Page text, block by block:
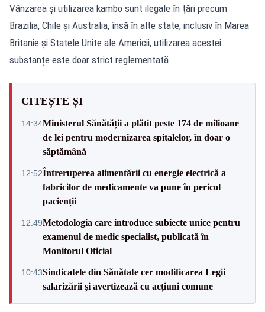
Vânzarea și utilizarea kambo sunt ilegale în țări precum
Brazilia, Chile și Australia, însă în alte state, inclusiv în Marea
Britanie și Statele Unite ale Americii, utilizarea acestei
substanțe este doar strict reglementată.
CITEȘTE ȘI
14:34Ministerul Sănătății a plătit peste 174 de milioane
de lei pentru modernizarea spitalelor, în doar o
săptămână
12:52Întreruperea alimentării cu energie electrică a
fabricilor de medicamente va pune în pericol
pacienții
12:49Metodologia care introduce subiecte unice pentru
examenul de medic specialist, publicată în
Monitorul Oficial
10:43Sindicatele din Sănătate cer modificarea Legii
salarizării și avertizează cu acțiuni comune